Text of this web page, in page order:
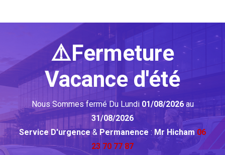
⚠️Fermeture
Vacance d'été
Nous Sommes fermé Du Lundi 01/08/2026au
31/08/2026
Service D'urgence&Permanence : Mr Hicham 06
23 70 77 87